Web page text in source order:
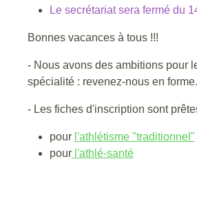
Le secrétariat sera fermé du
Bonnes vacances à tous !!!
- Nous avons des ambitions pour
spécialité : revenez-nous en forme.
- Les fiches d'inscription sont
pour l'athlétisme "traditionnel"
pour l'athlé-santé